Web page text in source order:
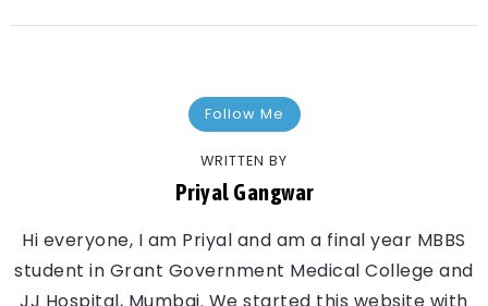
Follow Me
WRITTEN BY
Priyal Gangwar
Hi everyone, I am Priyal and am a final year MBBS
student in Grant Government Medical College and